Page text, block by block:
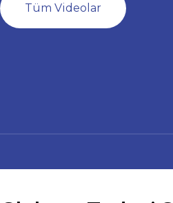
Tüm Videolar